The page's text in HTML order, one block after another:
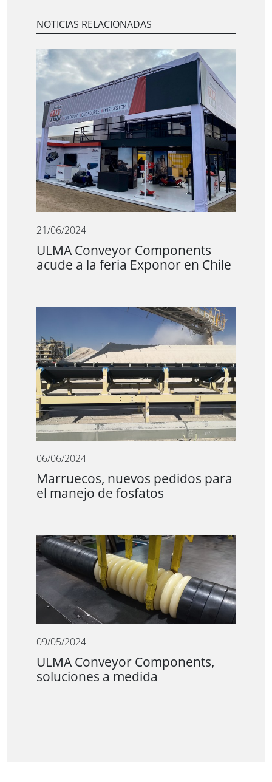
NOTICIAS RELACIONADAS
21/06/2024
ULMA Conveyor Components
acude a la feria Exponor en Chile
06/06/2024
Marruecos, nuevos pedidos para
el manejo de fosfatos
09/05/2024
ULMA Conveyor Components,
soluciones a medida